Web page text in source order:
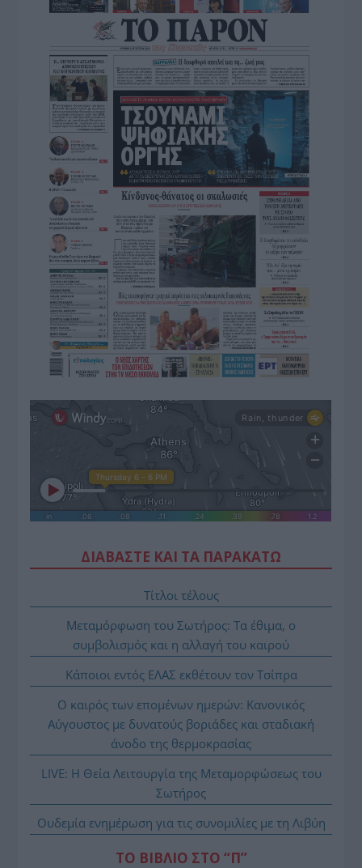
ΔΙΑΒΑΣΤΕ ΚΑΙ ΤΑ ΠΑΡΑΚΑΤΩ
Τίτλοι τέλους
Μεταμόρφωση του Σωτήρος: Τα έθιμα, ο
συμβολισμός και η αλλαγή του καιρού
Κάποιοι εντός ΕΛΑΣ εκθέτουν τον Τσίπρα
Ο καιρός των επομένων ημερών: Κανονικός
Αύγουστος με δυνατούς βοριάδες και σταδιακή
άνοδο της θερμοκρασίας
LIVE: Η Θεία Λειτουργία της Μεταμορφώσεως του
Σωτήρος
Ουδεμία ενημέρωση για τις συνομιλίες με τη Λιβύη
ΤΟ ΒΙΒΛΙΟ ΣΤΟ “Π”